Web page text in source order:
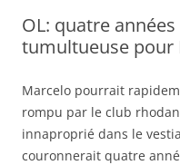
OL: quatre
tumultueuse pour
Marcelo pourrait
rompu par le club
innaproprié dans le
couronnerait quatre